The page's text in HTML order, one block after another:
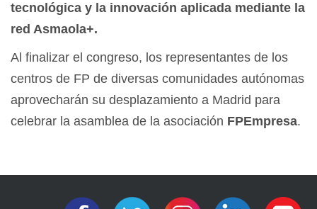
tecnológica y la innovación aplicada mediante la
red Asmaola+.
Al finalizar el congreso, los representantes de los
centros de FP de diversas comunidades autónomas
aprovecharán su desplazamiento a Madrid para
celebrar la asamblea de la asociación FPEmpresa.